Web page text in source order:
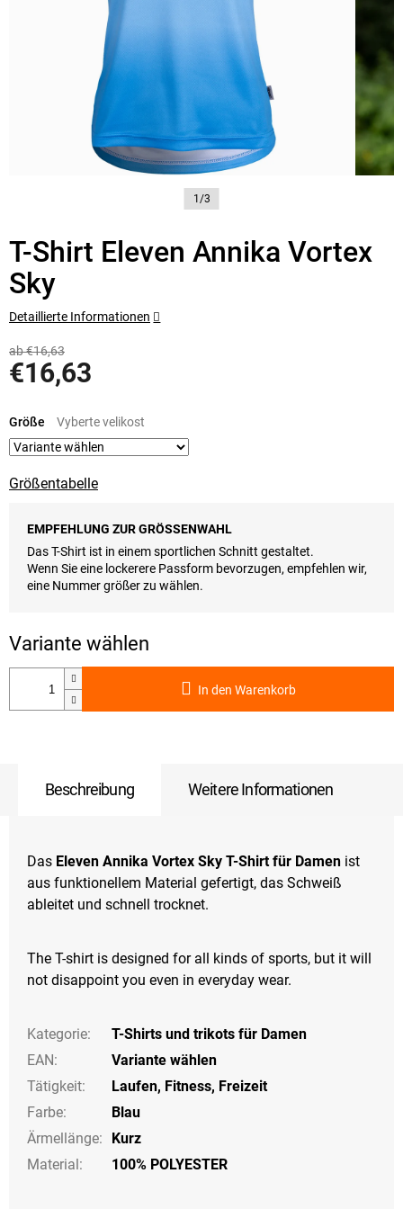
1/3
T-Shirt Eleven Annika Vortex
Sky
ab €16,63
€16,63
Größentabelle
EMPFEHLUNG ZUR GRÖSSENWAHL
Das T-Shirt ist in einem sportlichen Schnitt gestaltet.
Wenn Sie eine lockerere Passform bevorzugen, empfehlen wir,
eine Nummer größer zu wählen.
Größe
In den Warenkorb
Detaillierte Informationen
Beschreibung Weitere Informationen
Das Eleven Annika Vortex Sky T-Shirt für Damen ist
aus funktionellem Material gefertigt, das Schweiß
ableitet und schnell trocknet.
The T-shirt is designed for all kinds of sports, but it will
not disappoint you even in everyday wear.
Kategorie:
T-Shirts und trikots für Damen
EAN:
Variante wählen
Tätigkeit: Laufen, Fitness, Freizeit
Farbe:
Blau
Ärmellänge:
Kurz
Material:
100% POLYESTER